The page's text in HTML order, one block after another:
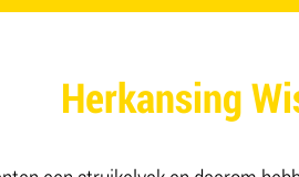
Herkansing